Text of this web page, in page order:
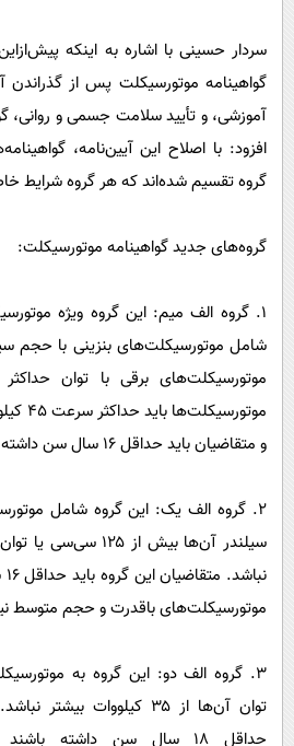
سردار حسینی با اشاره به اینکه
گواهینامه موتورسیکلت پس از
آموزشی، و تأیید سلامت جسمی و روانی،
افزود: با اصلاح این آیین‌نامه،
گروه تقسیم شده‌اند که هر گروه شرایط
گروه‌های جدید گواهینامه موتورسیکلت:
۱. گروه الف میم: این گروه ویژه
و متقاضیان باید حداقل ۱۶ سال سن داشته باشند.
۲. گروه الف یک: این گروه شامل
موتورسیکلت‌های باقدرت و حجم متوسط
۳. گروه الف دو: این گروه به
توان آن‌ها از ۳۵ کیلووات
حداقل ۱۸ سال سن داشته